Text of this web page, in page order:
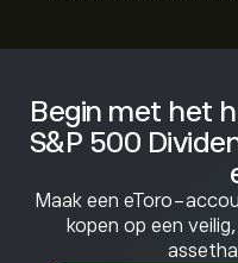
Begin met het
S&P 500
Maak een eToro-
kopen op een